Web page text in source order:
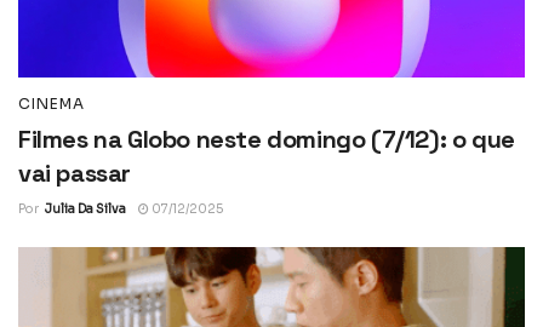
CINEMA
Filmes na Globo neste domingo (7/12): o que
vai passar
Por Julia Da Silva 07/12/2025